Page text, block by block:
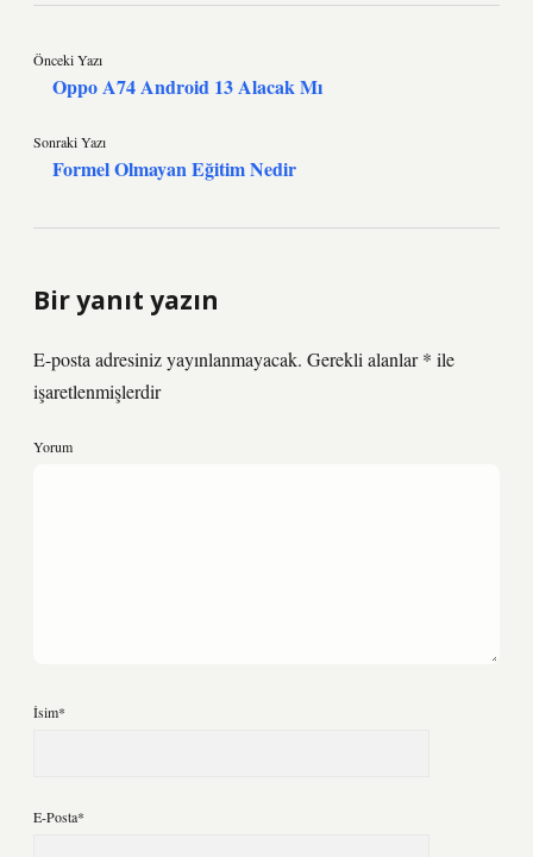
Önceki Yazı
Oppo A74 Android 13 Alacak Mı
Sonraki Yazı
Formel Olmayan Eğitim Nedir
Bir yanıt yazın
E-posta adresiniz yayınlanmayacak. Gerekli alanlar* ile
işaretlenmişlerdir
Yorum
İsim*
E-Posta*